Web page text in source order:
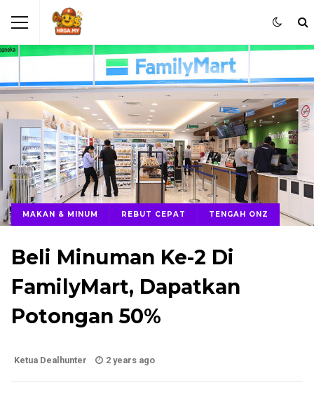
MAKAN & MINUM REBUT CEPAT TENGAH ONZ
Beli Minuman Ke-2 Di
FamilyMart, Dapatkan
Potongan 50%
Ketua Dealhunter 2 years ago